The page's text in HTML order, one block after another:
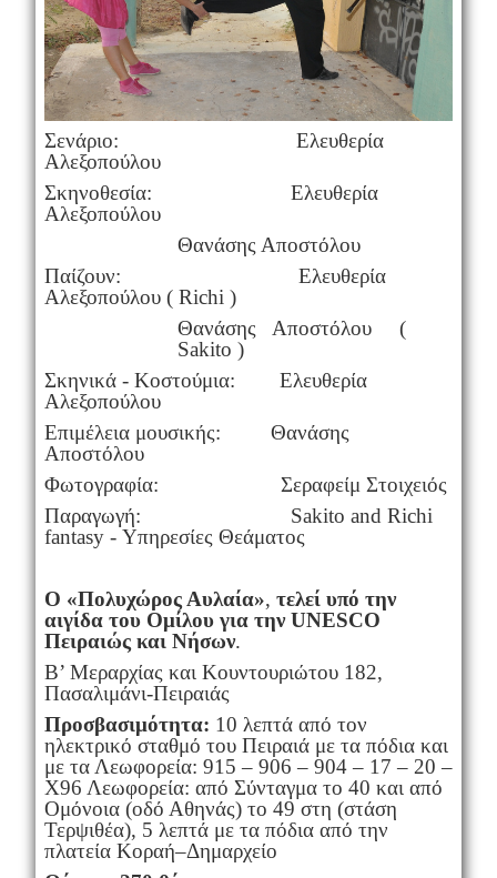
Σενάριο: Ελευθερία
Αλεξοπούλου
Σκηνοθεσία: Ελευθερία
Αλεξοπούλου
Θανάσης Αποστόλου
Παίζουν: Ελευθερία
Αλεξοπούλου ( Richi )
Θανάσης Αποστόλου (
Sakito )
Σκηνικά - Κοστούμια: Ελευθερία
Αλεξοπούλου
Επιμέλεια μουσικής: Θανάσης
Αποστόλου
Φωτογραφία: Σεραφείμ Στοιχειός
Παραγωγή: Sakito and Richi
fantasy - Υπηρεσίες Θεάματος
Ο «Πολυχώρος Αυλαία», τελεί υπό την
αιγίδα του Ομίλου για τηνUNESCO
Πειραιώς και Νήσων.
Β’ Μεραρχίας και Κουντουριώτου 182,
Πασαλιμάνι-Πειραιάς
Προσβασιμότητα: 10 λεπτά από τον
ηλεκτρικό σταθμό του Πειραιά με τα πόδια και
με τα Λεωφορεία: 915 – 906 – 904 – 17 – 20 –
Χ96 Λεωφορεία: από Σύνταγμα το 40 και από
Ομόνοια (οδό Αθηνάς) το 49 στη (στάση
Τερψιθέα), 5 λεπτά με τα πόδια από την
πλατεία Κοραή–Δημαρχείο